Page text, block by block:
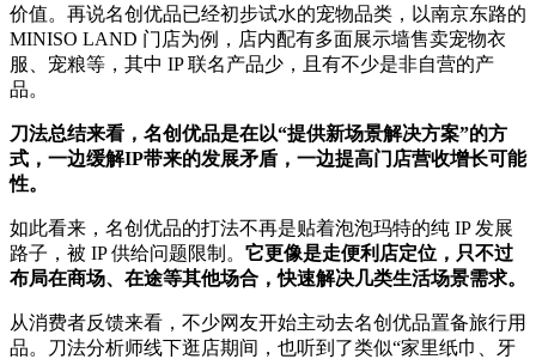
价值。再说名创优品已经初步试水的宠物品类，以南京东路的
MINISO LAND 门店为例，店内配有多面展示墙售卖宠物衣
服、宠粮等，其中 IP 联名产品少，且有不少是非自营的产
品。
刀法总结来看，名创优品是在以“提供新场景解决方案”的方
式，一边缓解IP带来的发展矛盾，一边提高门店营收增长可能
性。
如此看来，名创优品的打法不再是贴着泡泡玛特的纯 IP 发展
路子，被 IP 供给问题限制。 它更像是走便利店定位，只不过
布局在商场、在途等其他场合，快速解决几类生活场景需求。
从消费者反馈来看，不少网友开始主动去名创优品置备旅行用
品。刀法分析师线下逛店期间，也听到了类似“家里纸巾、牙